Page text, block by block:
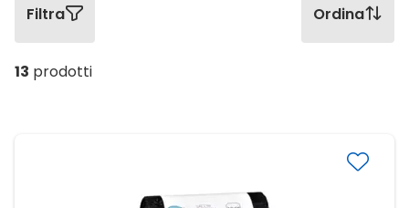
Filtra Ordina
13 prodotti